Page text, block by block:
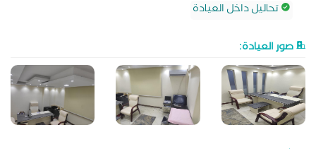
تحاليل داخل العيادة
صور العيادة: